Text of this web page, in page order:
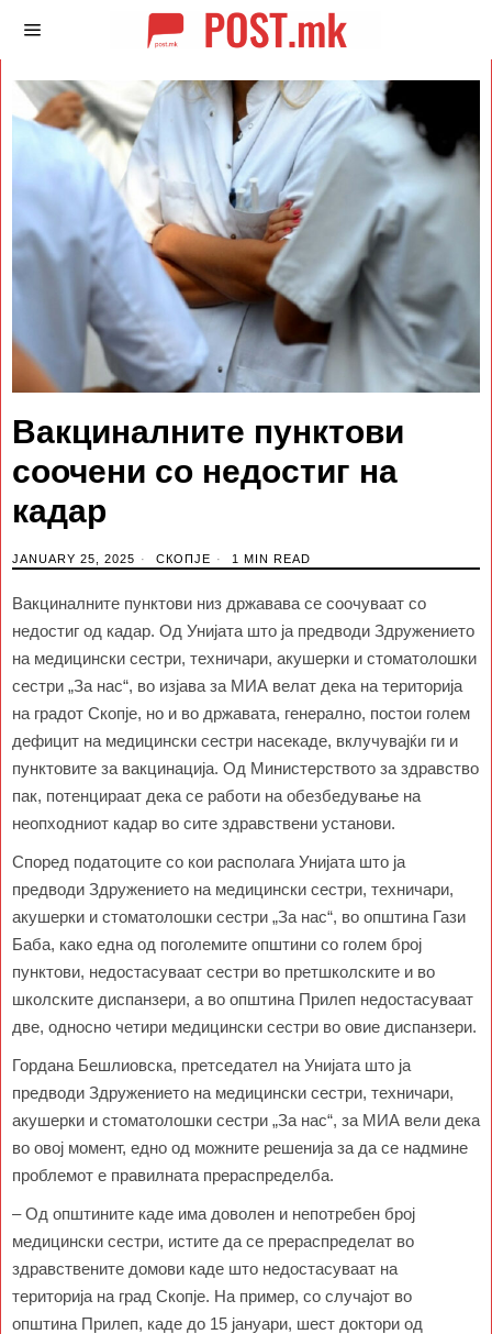
Вакциналните пунктови
соочени со недостиг на
кадар
JANUARY 25, 2025 СКОПЈЕ 1 MIN READ
Вакциналните пунктови низ државава се соочуваат со
недостиг од кадар. Од Унијата што ја предводи Здружението
на медицински сестри, техничари, акушерки и стоматолошки
сестри „За нас“, во изјава за МИА велат дека на територија
на градот Скопје, но и во државата, генерално, постои голем
дефицит на медицински сестри насекаде, вклучувајќи ги и
пунктовите за вакцинација. Од Министерството за здравство
пак, потенцираат дека се работи на обезбедување на
неопходниот кадар во сите здравствени установи.
Според податоците со кои располага Унијата што ја
предводи Здружението на медицински сестри, техничари,
акушерки и стоматолошки сестри „За нас“, во општина Гази
Баба, како една од поголемите општини со голем број
пунктови, недостасуваат сестри во претшколските и во
школските диспанзери, а во општина Прилеп недостасуваат
две, односно четири медицински сестри во овие диспанзери.
Гордана Бешлиовска, претседател на Унијата што ја
предводи Здружението на медицински сестри, техничари,
акушерки и стоматолошки сестри „За нас“, за МИА вели дека
во овој момент, едно од можните решенија за да се надмине
проблемот е правилната прераспределба.
– Од општините каде има доволен и непотребен број
медицински сестри, истите да се прераспределат во
здравствените домови каде што недостасуваат на
територија на град Скопје. На пример, со случајот во
општина Прилеп, каде до 15 јануари, шест доктори од